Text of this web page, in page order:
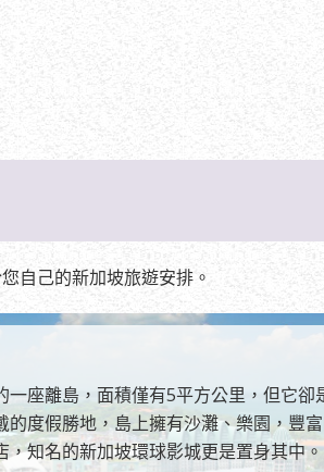
自己的新加坡旅遊安排。
一座離島，面積僅有5平方公里，但它卻
的度假勝地，島上擁有沙灘、樂園，豐
，知名的新加坡環球影城更是置身其中。